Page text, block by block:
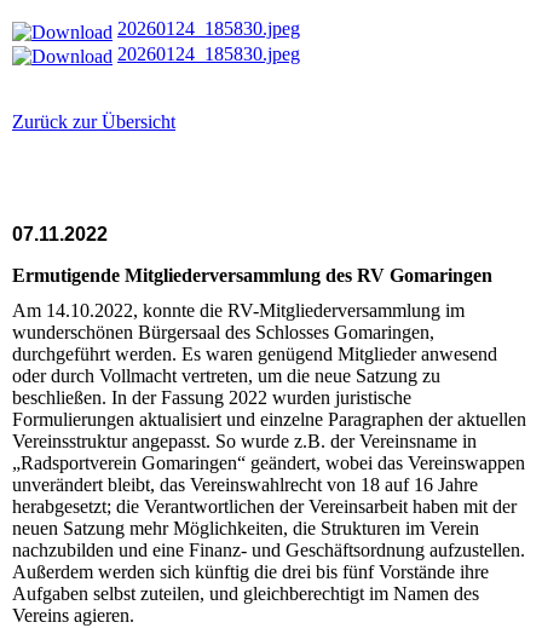
20260124_185830.jpeg
20260124_185830.jpeg
Zurück zur Übersicht
07.11.2022
Ermutigende Mitgliederversammlung des RV Gomaringen
Am 14.10.2022, konnte die RV-Mitgliederversammlung im
wunderschönen Bürgersaal des Schlosses Gomaringen,
durchgeführt werden. Es waren genügend Mitglieder anwesend
oder durch Vollmacht vertreten, um die neue Satzung zu
beschließen. In der Fassung 2022 wurden juristische
Formulierungen aktualisiert und einzelne Paragraphen der aktuellen
Vereinsstruktur angepasst. So wurde z.B. der Vereinsname in
„Radsportverein Gomaringen“ geändert, wobei das Vereinswappen
unverändert bleibt, das Vereinswahlrecht von 18 auf 16 Jahre
herabgesetzt; die Verantwortlichen der Vereinsarbeit haben mit der
neuen Satzung mehr Möglichkeiten, die Strukturen im Verein
nachzubilden und eine Finanz- und Geschäftsordnung aufzustellen.
Außerdem werden sich künftig die drei bis fünf Vorstände ihre
Aufgaben selbst zuteilen, und gleichberechtigt im Namen des
Vereins agieren.